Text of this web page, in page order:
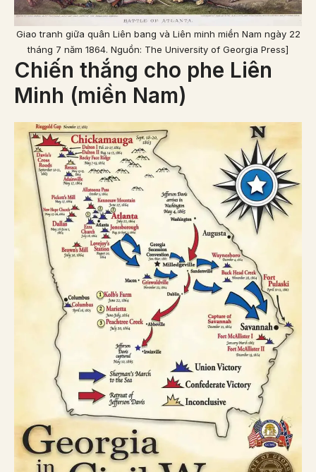
Giao tranh giữa quân Liên bang và Liên minh miền Nam ngày 22
tháng 7 năm 1864. Nguồn: The University of Georgia Press]
Chiến thắng cho phe Liên
Minh (miền Nam)